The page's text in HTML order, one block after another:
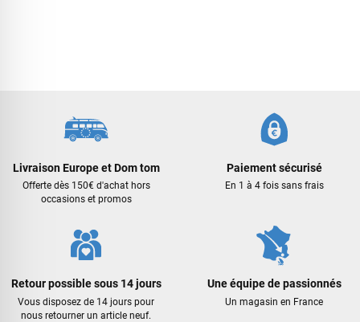
Livraison Europe et Dom tom
Offerte dès 150€ d'achat hors
occasions et promos
Paiement sécurisé
En 1 à 4 fois sans frais
Retour possible sous 14 jours
Vous disposez de 14 jours pour
nous retourner un article neuf.
Une équipe de passionnés
Un magasin en France